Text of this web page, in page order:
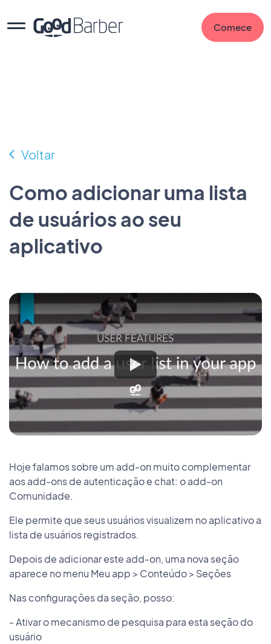
Comece
Voltar
Como adicionar uma lista
de usuários ao seu
aplicativo
Hoje falamos sobre um add-on muito complementar
aos add-ons de autenticação e chat: o add-on
Comunidade.
Ele permite que seus usuários visualizem no aplicativo a
lista de usuários registrados.
Depois de adicionar este add-on, uma nova seção
aparece no menu Meu app > Conteúdo > Seções
Nas configurações da seção, posso:
- Ativar o mecanismo de pesquisa para esta seção do
usuário